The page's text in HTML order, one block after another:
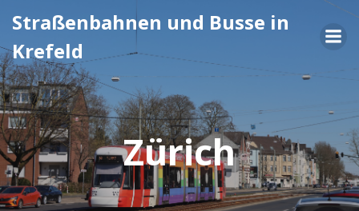
Inhalt
Straßenbahnen und Busse in
Krefeld
Zürich